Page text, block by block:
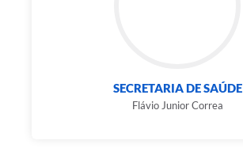
SECRETARIA DE SAÚDE
Flávio Junior Correa